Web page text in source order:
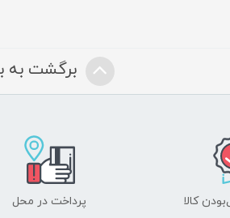
برگشت به
کالا پرداخت در محل